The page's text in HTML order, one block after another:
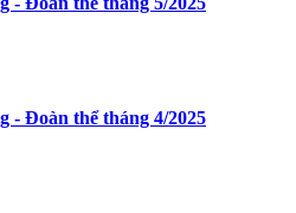
- Đoàn thể tháng 4/2025